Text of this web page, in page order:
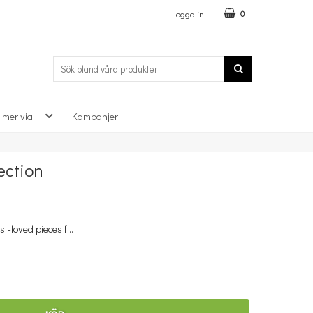
Logga in 0
via... Kampanjer
loved pieces f ..